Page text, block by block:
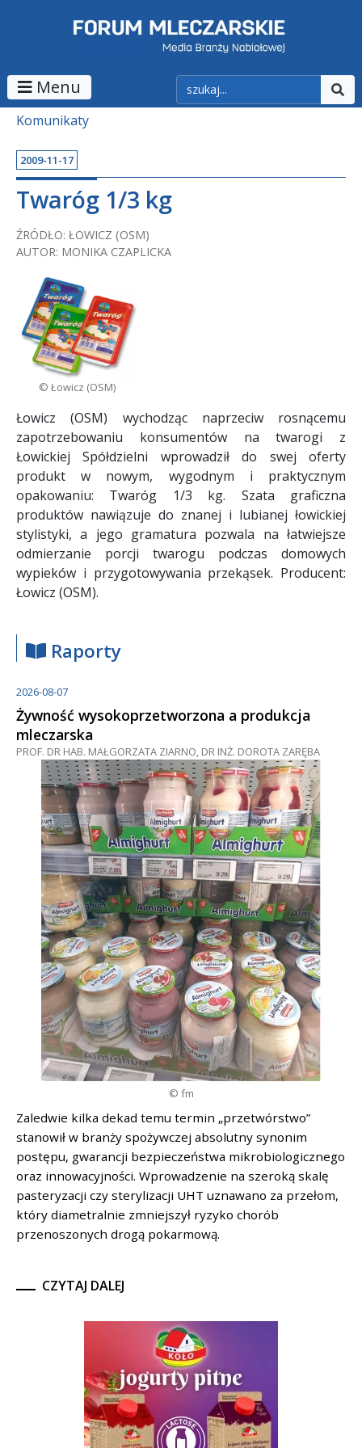
Menu
Komunikaty
2009-11-17
Twaróg 1/3 kg
ŹRÓDŁO: ŁOWICZ (OSM)
AUTOR: MONIKA CZAPLICKA
© Łowicz (OSM)
Łowicz (OSM) wychodząc naprzeciw rosnącemu
zapotrzebowaniu konsumentów na twarogi z
Łowickiej Spółdzielni wprowadził do swej oferty
produkt w nowym, wygodnym i praktycznym
opakowaniu: Twaróg 1/3 kg. Szata graficzna
produktów nawiązuje do znanej i lubianej łowickiej
stylistyki, a jego gramatura pozwala na łatwiejsze
odmierzanie porcji twarogu podczas domowych
wypieków i przygotowywania przekąsek. Producent:
Łowicz (OSM).
Raporty
2026-08-07
Żywność wysokoprzetworzona a produkcja
mleczarska
PROF. DR HAB. MAŁGORZATA ZIARNO, DR INŻ. DOROTA ZARĘBA
© fm
Zaledwie kilka dekad temu termin „przetwórstwo”
stanowił w branży spożywczej absolutny synonim
postępu, gwarancji bezpieczeństwa mikrobiologicznego
oraz innowacyjności. Wprowadzenie na szeroką skalę
pasteryzacji czy sterylizacji UHT uznawano za przełom,
który diametralnie zmniejszył ryzyko chorób
przenoszonych drogą pokarmową.
CZYTAJ DALEJ